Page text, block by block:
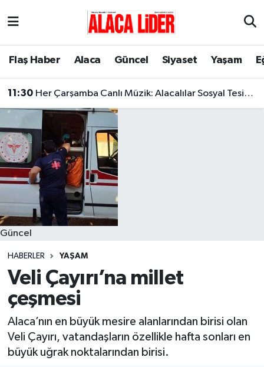
Flaş Haber Alaca Güncel Siyaset Yaşam
11:30 Her Çarşamba Canlı Müzik: Alacalılar Sosyal Tesislerde Buluşuyor!
Güncel
HABERLER YAŞAM
Veli Çayırı’na millet
çeşmesi
Alaca’nın en büyük mesire alanlarından birisi olan
Veli Çayırı, vatandaşların özellikle hafta sonları en
büyük uğrak noktalarından birisi.
Çorum Nöbetçi Eczaneler
Çorum Trafik Yoğunluk Haritası
Süper Lig Puan Durumu ve Fikstür
Tüm Manşetler
Son Dakika Haberleri
Haber Arşivi